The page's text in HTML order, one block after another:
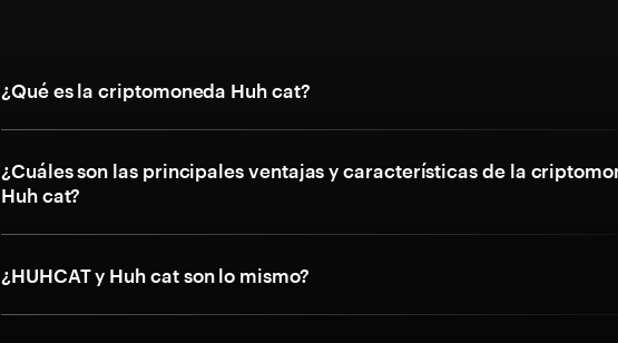
¿Qué es la criptomoneda Huh cat?
¿Cuáles son las principales ventajas y características de la
Huh cat?
¿HUHCAT y Huh cat son lo mismo?